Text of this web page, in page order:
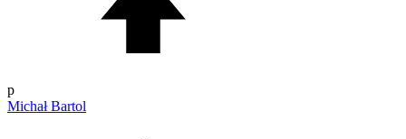
p
Michał Bartol